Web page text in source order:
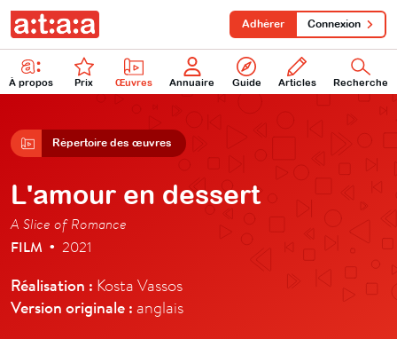
À propos Prix Œuvres Annuaire Guide Articles Recherche
Adhérer Connexion
Répertoire des œuvres
L'amour en dessert
A Slice of Romance
FILM • 2021
Réalisation : Kosta Vassos
Version originale : anglais